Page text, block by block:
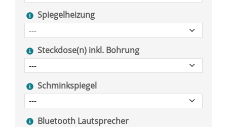
Spiegelheizung
Steckdose(n) inkl. Bohrung
Schminkspiegel
Bluetooth Lautsprecher